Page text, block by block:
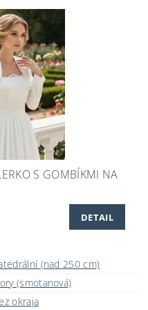
S GOMBÍKMI NA
DETAIL
(nad 250 cm)
(smotanová)
okraja